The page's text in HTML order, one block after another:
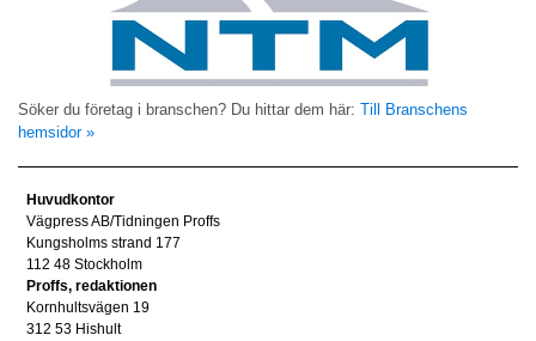
Söker du företag i branschen? Du hittar dem här: Till Branschens
hemsidor »
Huvudkontor
Vägpress AB/Tidningen Proffs
Kungsholms strand 177
112 48 Stockholm
Proffs, redaktionen
Kornhultsvägen 19
312 53 Hishult